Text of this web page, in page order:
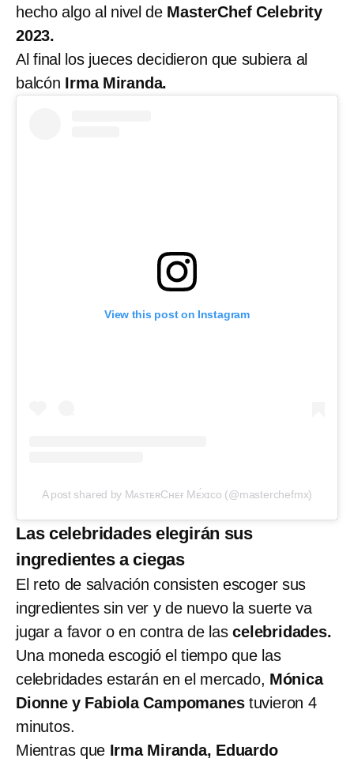
hecho algo al nivel de MasterChef Celebrity
2023.
Al final los jueces decidieron que subiera al
balcón Irma Miranda.
View this post on Instagram
A post shared by MᴀsᴛᴇʀCʜᴇғ Mᴇ́xɪᴄᴏ (@masterchefmx)
Las celebridades elegirán sus
ingredientes a ciegas
El reto de salvación consisten escoger sus
ingredientes sin ver y de nuevo la suerte va
jugar a favor o en contra de lascelebridades.
Una moneda escogió el tiempo que las
celebridades estarán en el mercado, Mónica
Dionne y Fabiola Campomanes tuvieron 4
minutos.
Mientras que Irma Miranda, Eduardo